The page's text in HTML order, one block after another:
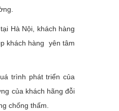
Hà Nội, khách hàng
khách hàng yên tâm
trình phát triển của
của khách hãng đỗi
chống thấm.